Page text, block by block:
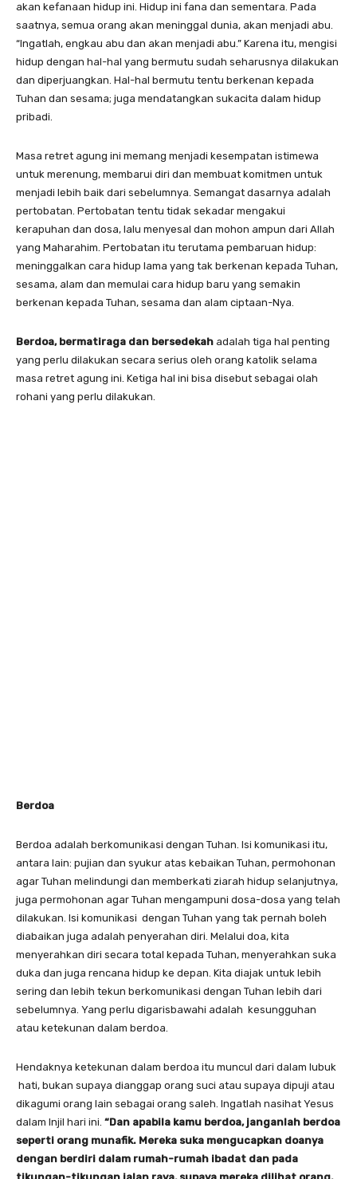
akan kefanaan hidup ini. Hidup ini fana dan sementara. Pada
saatnya, semua orang akan meninggal dunia, akan menjadi abu.
“Ingatlah, engkau abu dan akan menjadi abu.” Karena itu, mengisi
hidup dengan hal-hal yang bermutu sudah seharusnya dilakukan
dan diperjuangkan. Hal-hal bermutu tentu berkenan kepada
Tuhan dan sesama; juga mendatangkan sukacita dalam hidup
pribadi.
Masa retret agung ini memang menjadi kesempatan istimewa
untuk merenung, membarui diri dan membuat komitmen untuk
menjadi lebih baik dari sebelumnya. Semangat dasarnya adalah
pertobatan. Pertobatan tentu tidak sekadar mengakui
kerapuhan dan dosa, lalu menyesal dan mohon ampun dari Allah
yang Maharahim. Pertobatan itu terutama pembaruan hidup:
meninggalkan cara hidup lama yang tak berkenan kepada Tuhan,
sesama, alam dan memulai cara hidup baru yang semakin
berkenan kepada Tuhan, sesama dan alam ciptaan-Nya.
Berdoa, bermatiraga dan bersedekah adalah tiga hal penting
yang perlu dilakukan secara serius oleh orang katolik selama
masa retret agung ini. Ketiga hal ini bisa disebut sebagai olah
rohani yang perlu dilakukan.
Berdoa
Berdoa adalah berkomunikasi dengan Tuhan. Isi komunikasi itu,
antara lain: pujian dan syukur atas kebaikan Tuhan, permohonan
agar Tuhan melindungi dan memberkati ziarah hidup selanjutnya,
juga permohonan agar Tuhan mengampuni dosa-dosa yang telah
dilakukan. Isi komunikasi dengan Tuhan yang tak pernah boleh
diabaikan juga adalah penyerahan diri. Melalui doa, kita
menyerahkan diri secara total kepada Tuhan, menyerahkan suka
duka dan juga rencana hidup ke depan. Kita diajak untuk lebih
sering dan lebih tekun berkomunikasi dengan Tuhan lebih dari
sebelumnya. Yang perlu digarisbawahi adalah kesungguhan
atau ketekunan dalam berdoa.
Hendaknya ketekunan dalam berdoa itu muncul dari dalam lubuk
hati, bukan supaya dianggap orang suci atau supaya dipuji atau
dikagumi orang lain sebagai orang saleh. Ingatlah nasihat Yesus
dalam Injil hari ini. “Dan apabila kamu berdoa, janganlah berdoa
seperti orang munafik. Mereka suka mengucapkan doanya
dengan berdiri dalam rumah-rumah ibadat dan pada